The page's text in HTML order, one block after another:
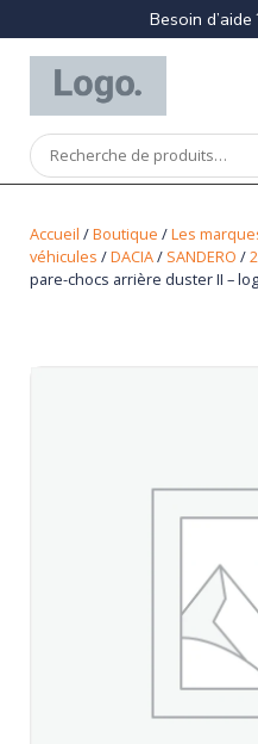
Besoin d’aide
Accueil /Boutique /Les
véhicules /DACIA/ SANDERO /
pare-chocs arrière duster II –